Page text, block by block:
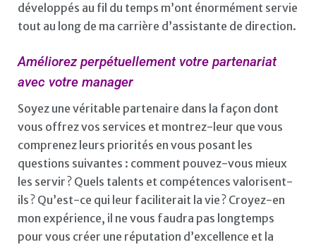
développés au fil du temps m’ont énormément servie
tout au long de ma carrière d’assistante de direction.
Améliorez perpétuellement votre partenariat
avec votre manager
Soyez une véritable partenaire dans la façon dont
vous offrez vos services et montrez-leur que vous
comprenez leurs priorités en vous posant les
questions suivantes : comment pouvez-vous mieux
les servir ? Quels talents et compétences valorisent-
ils ? Qu’est-ce qui leur faciliterait la vie ? Croyez-en
mon expérience, il ne vous faudra pas longtemps
pour vous créer une réputation d’excellence et la